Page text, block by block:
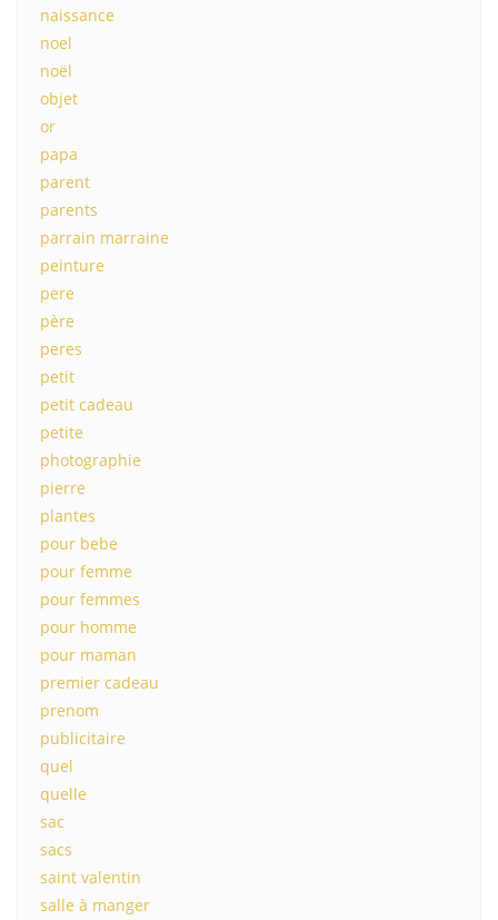
naissance
noel
noël
objet
or
papa
parent
parents
parrain marraine
peinture
pere
père
peres
petit
petit cadeau
petite
photographie
pierre
plantes
pour bebe
pour femme
pour femmes
pour homme
pour maman
premier cadeau
prenom
publicitaire
quel
quelle
sac
sacs
saint valentin
salle à manger